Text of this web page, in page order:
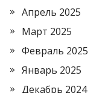
Апрель 2025
Март 2025
Февраль 2025
Январь 2025
Декабрь 2024